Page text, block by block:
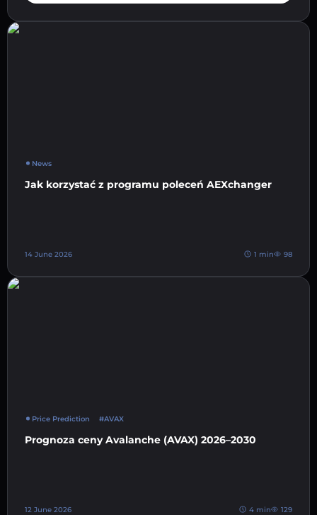
News
Jak korzystać z programu poleceń AEXchanger
14 June 2026 1 min 98
Price Prediction #AVAX
Prognoza ceny Avalanche (AVAX) 2026–2030
12 June 2026 4 min 129